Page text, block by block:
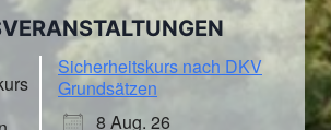
Sicherheitskurs nach DKV
Grundsätzen
8 Aug. 26